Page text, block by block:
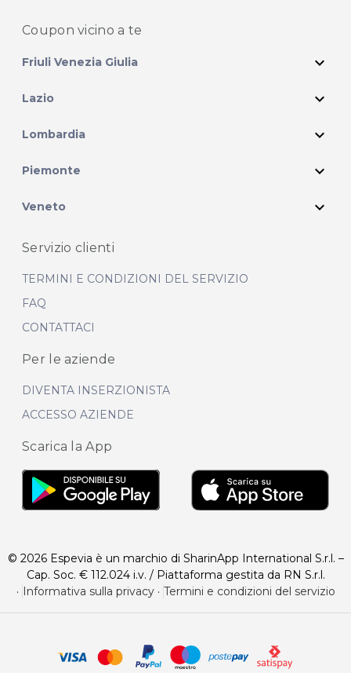
Coupon vicino a te
Friuli Venezia Giulia expand_more
Lazio expand_more
Lombardia expand_more
Piemonte expand_more
Veneto expand_more
Servizio clienti
TERMINI E CONDIZIONI DEL SERVIZIO
FAQ
CONTATTACI
Per le aziende
DIVENTA INSERZIONISTA
ACCESSO AZIENDE
Scarica la App
© 2026 Espevia è un marchio di SharinApp International S.r.l. –
Cap. Soc. € 112.024 i.v. / Piattaforma gestita da RN S.r.l.
· Informativa sulla privacy· Termini e condizioni del servizio